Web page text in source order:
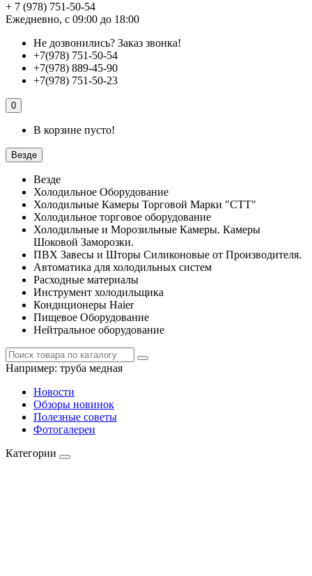
+ 7 (978) 751-50-54
Ежедневно, с 09:00 до 18:00
Не дозвонились? Заказ звонка!
+7(978) 751-50-54
+7(978) 889-45-90
+7(978) 751-50-23
0
В корзине пусто!
Везде
Везде
Холодильное Оборудование
Холодильные Камеры Торговой Марки "СТТ"
Холодильное торговое оборудование
Холодильные и Морозильные Камеры. Камеры
Шоковой Заморозки.
ПВХ Завесы и Шторы Силиконовые от Производителя.
Автоматика для холодильных систем
Расходные материалы
Инструмент холодильщика
Кондиционеры Haier
Пищевое Оборудование
Нейтральное оборудование
Например: труба медная
Новости
Обзоры новинок
Полезные советы
Фотогалереи
Категории